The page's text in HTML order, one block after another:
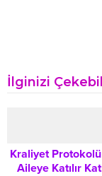
İlginizi
Kraliyet
Aileye Katılır